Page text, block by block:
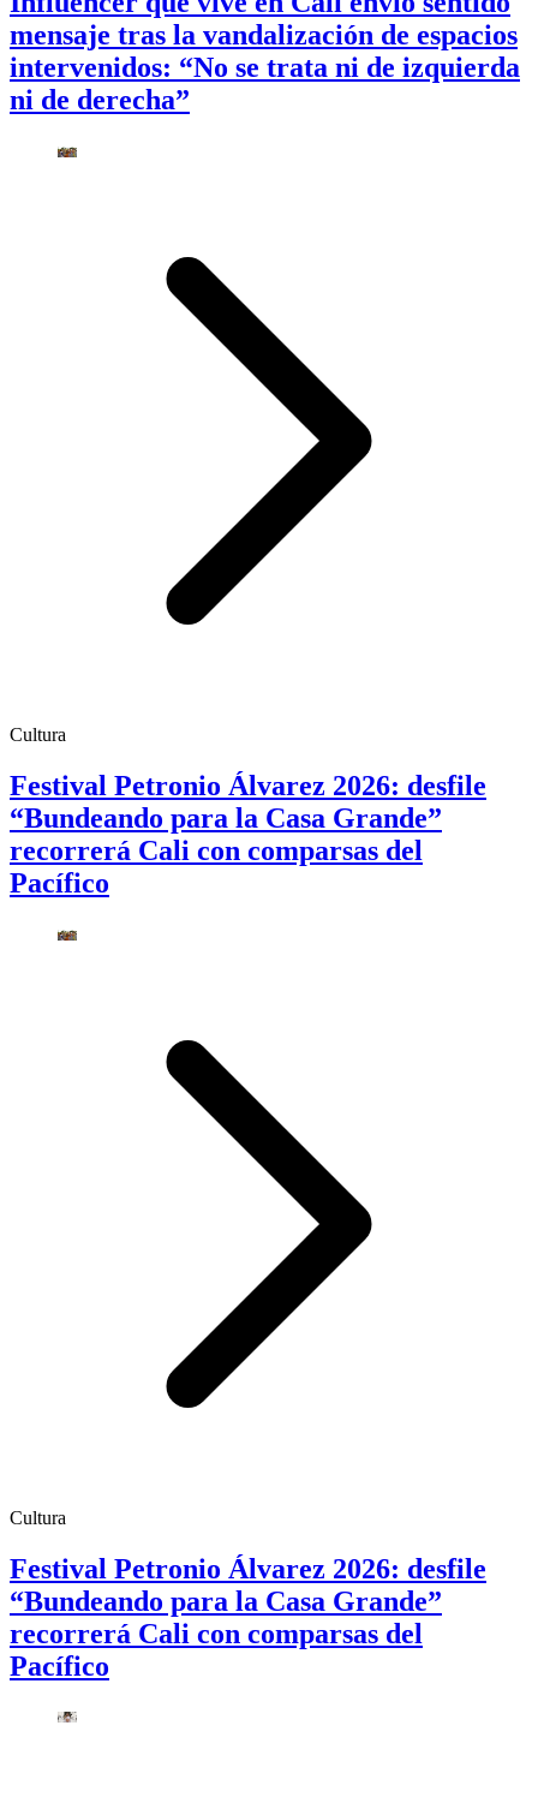
mensaje tras la vandalización de espacios
intervenidos: “No se trata ni de izquierda
ni de derecha”
Cultura
Festival Petronio Álvarez 2026: desfile
“Bundeando para la Casa Grande”
recorrerá Cali con comparsas del
Pacífico
Cultura
Festival Petronio Álvarez 2026: desfile
“Bundeando para la Casa Grande”
recorrerá Cali con comparsas del
Pacífico